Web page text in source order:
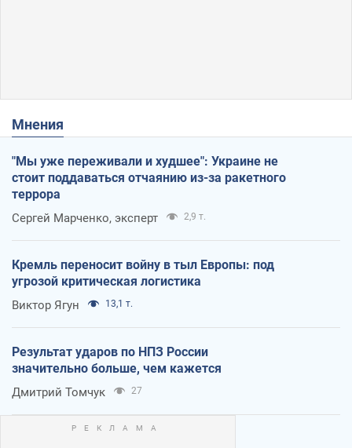
Мнения
"Мы уже переживали и худшее": Украине не
стоит поддаваться отчаянию из-за ракетного
террора
Сергей Марченко, эксперт 2,9 т.
Кремль переносит войну в тыл Европы: под
угрозой критическая логистика
Виктор Ягун 13,1 т.
Результат ударов по НПЗ России
значительно больше, чем кажется
Дмитрий Томчук 27